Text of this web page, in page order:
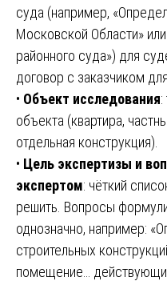
суда (например,
Московской Области»
районного суда») для
договор с заказчиком
• Объект исследования
объекта (квартира,
отдельная конструкция).
• Цель экспертизы и
экспертом: чёткий
решить. Вопросы
однозначно, например:
строительных
помещение…